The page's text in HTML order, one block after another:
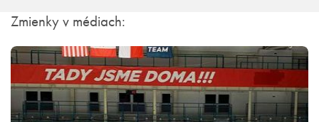
Zmienky v médiach: